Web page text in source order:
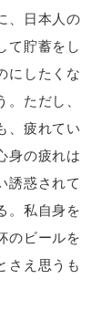
、日本人の
て貯蓄をし
にしたくな
ただし、
、疲れてい
身の疲れは
誘惑されて
。私自身を
のビールを
さえ思うも